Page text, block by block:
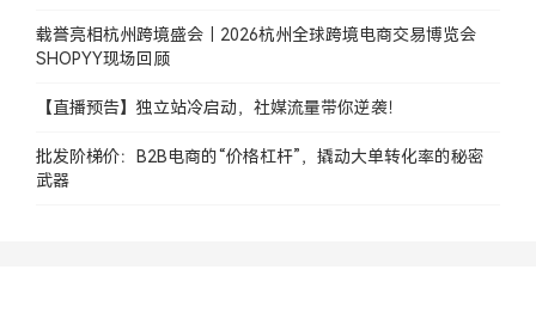
载誉亮相杭州跨境盛会｜2026杭州全球跨境电商交易博览会
SHOPYY现场回顾
【直播预告】独立站冷启动，社媒流量带你逆袭！
批发阶梯价：B2B电商的“价格杠杆”，撬动大单转化率的秘密
武器